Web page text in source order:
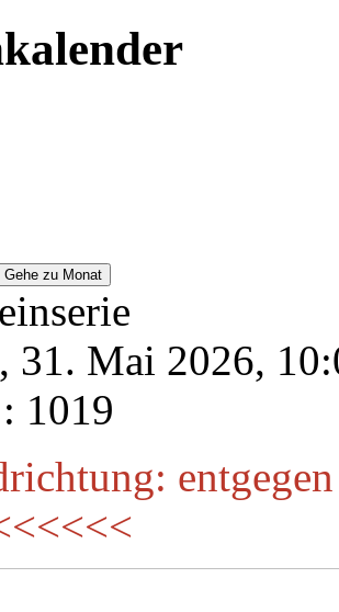
Gehe zu Monat
31. Mai 2026,
: 1019